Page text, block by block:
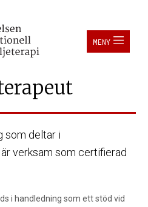
som deltar i
verksam som certifierad
i handledning som ett stöd vid